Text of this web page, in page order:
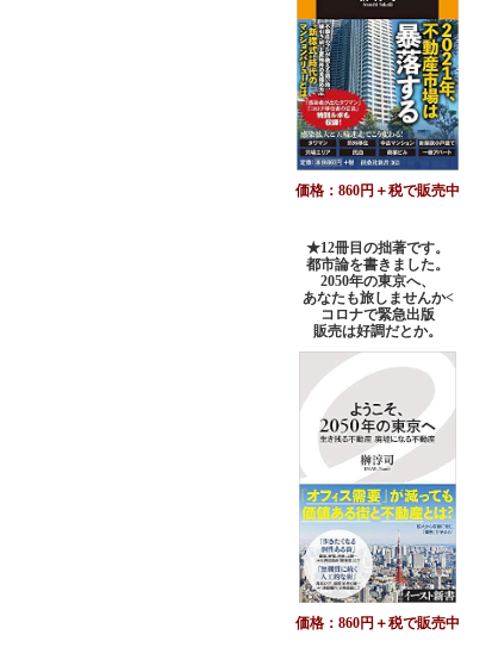
価格：860円＋税で販売中
★12冊目の拙著です。
都市論を書きました。
2050年の東京へ、
あなたも旅しませんか<
コロナで緊急出版
販売は好調だとか。
価格：860円＋税で販売中